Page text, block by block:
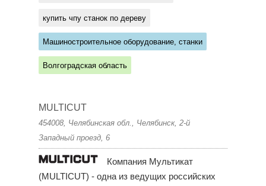
купить чпу станок по дереву
Машиностроительное оборудование, станки
Волгоградская область
MULTICUT
454008, Челябинская обл., Челябинск, 2-й
Западный проезд, 6
Компания Мультикат
(MULTICUT) - одна из ведущих российских